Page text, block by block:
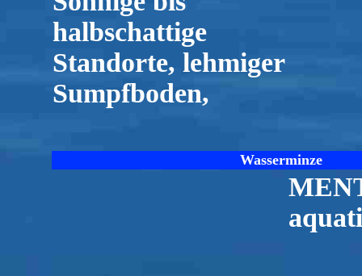
halbschattige
Standorte, lehmiger
Sumpfboden,
Wasserminze